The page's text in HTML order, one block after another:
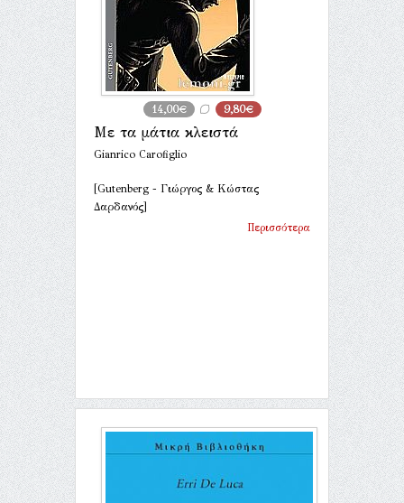
14,00€ 9,80€
Με τα μάτια κλειστά
Gianrico Carofiglio
[Gutenberg - Γιώργος & Κώστας
Δαρδανός]
Περισσότερα